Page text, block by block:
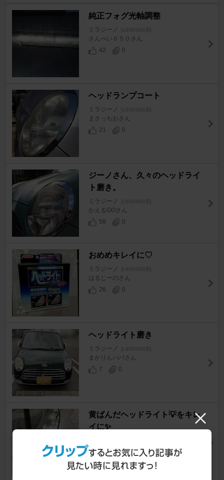
純正フォグ光軸調整
ミラジーノ [L650/660系]
さんぺい６５０さん
42
0
ヘッドランプコート
ミラジーノ [L650/660系]
まさっちおさん
21
0
ジーノさん、久々のヘッドライ
ト磨き。
ミラジーノ [L650/660系]
かえるGOさん
58
0
おめめキレイに♡
ミラジーノ [L650/660系]
はるじーのさん
26
0
ヘッドライト磨き
ミラジーノ [L650/660系]
まかりんパパさん
7
0
黄ばんだヘッドライト💡をキレ
イに✨
⑨銀⑨さん
54
1